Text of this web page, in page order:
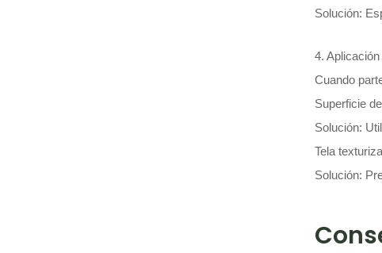
Solución:
4.
Cuando
Superficie
Solución:
Tela
Solución: